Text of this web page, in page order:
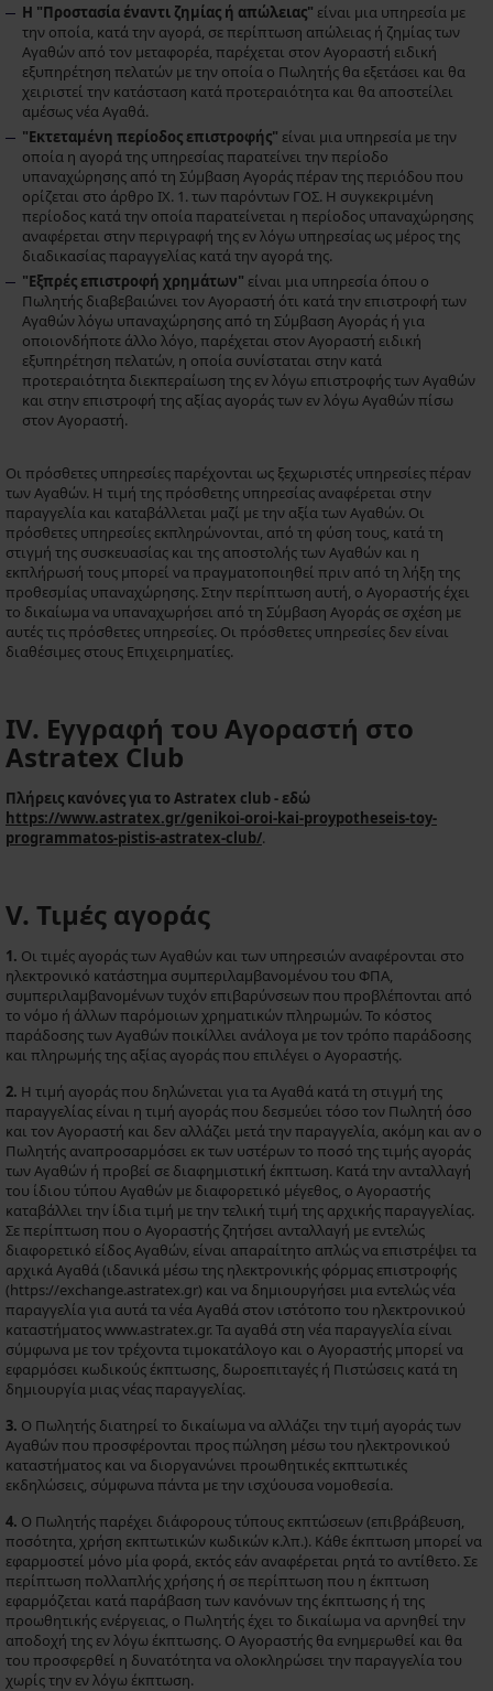
Η "Προστασία έναντι ζημίας ή απώλειας" είναι μια υπηρεσία με
την οποία, κατά την αγορά, σε περίπτωση απώλειας ή ζημίας των
Αγαθών από τον μεταφορέα, παρέχεται στον Αγοραστή ειδική
εξυπηρέτηση πελατών με την οποία ο Πωλητής θα εξετάσει και θα
χειριστεί την κατάσταση κατά προτεραιότητα και θα αποστείλει
αμέσως νέα Αγαθά.
"Εκτεταμένη περίοδος επιστροφής" είναι μια υπηρεσία με την
οποία η αγορά της υπηρεσίας παρατείνει την περίοδο
υπαναχώρησης από τη Σύμβαση Αγοράς πέραν της περιόδου που
ορίζεται στο άρθρο IX. 1. των παρόντων ΓΟΣ. Η συγκεκριμένη
περίοδος κατά την οποία παρατείνεται η περίοδος υπαναχώρησης
αναφέρεται στην περιγραφή της εν λόγω υπηρεσίας ως μέρος της
διαδικασίας παραγγελίας κατά την αγορά της.
"Εξπρές επιστροφή χρημάτων" είναι μια υπηρεσία όπου ο
Πωλητής διαβεβαιώνει τον Αγοραστή ότι κατά την επιστροφή των
Αγαθών λόγω υπαναχώρησης από τη Σύμβαση Αγοράς ή για
οποιονδήποτε άλλο λόγο, παρέχεται στον Αγοραστή ειδική
εξυπηρέτηση πελατών, η οποία συνίσταται στην κατά
προτεραιότητα διεκπεραίωση της εν λόγω επιστροφής των Αγαθών
και στην επιστροφή της αξίας αγοράς των εν λόγω Αγαθών πίσω
στον Αγοραστή.
Οι πρόσθετες υπηρεσίες παρέχονται ως ξεχωριστές υπηρεσίες πέραν
των Αγαθών. Η τιμή της πρόσθετης υπηρεσίας αναφέρεται στην
παραγγελία και καταβάλλεται μαζί με την αξία των Αγαθών. Οι
πρόσθετες υπηρεσίες εκπληρώνονται, από τη φύση τους, κατά τη
στιγμή της συσκευασίας και της αποστολής των Αγαθών και η
εκπλήρωσή τους μπορεί να πραγματοποιηθεί πριν από τη λήξη της
προθεσμίας υπαναχώρησης. Στην περίπτωση αυτή, ο Αγοραστής έχει
το δικαίωμα να υπαναχωρήσει από τη Σύμβαση Αγοράς σε σχέση με
αυτές τις πρόσθετες υπηρεσίες. Οι πρόσθετες υπηρεσίες δεν είναι
διαθέσιμες στους Επιχειρηματίες.
IV. Εγγραφή του Αγοραστή στο
Astratex Club
Πλήρεις κανόνες για το Astratex club - εδώ
https://www.astratex.gr/genikoi-oroi-kai-proypotheseis-toy-
programmatos-pistis-astratex-club/.
V. Τιμές αγοράς
1. Οι τιμές αγοράς των Αγαθών και των υπηρεσιών αναφέρονται στο
ηλεκτρονικό κατάστημα συμπεριλαμβανομένου του ΦΠΑ,
συμπεριλαμβανομένων τυχόν επιβαρύνσεων που προβλέπονται από
το νόμο ή άλλων παρόμοιων χρηματικών πληρωμών. Το κόστος
παράδοσης των Αγαθών ποικίλλει ανάλογα με τον τρόπο παράδοσης
και πληρωμής της αξίας αγοράς που επιλέγει ο Αγοραστής.
2. Η τιμή αγοράς που δηλώνεται για τα Αγαθά κατά τη στιγμή της
παραγγελίας είναι η τιμή αγοράς που δεσμεύει τόσο τον Πωλητή όσο
και τον Αγοραστή και δεν αλλάζει μετά την παραγγελία, ακόμη και αν ο
Πωλητής αναπροσαρμόσει εκ των υστέρων το ποσό της τιμής αγοράς
των Αγαθών ή προβεί σε διαφημιστική έκπτωση. Κατά την ανταλλαγή
του ίδιου τύπου Αγαθών με διαφορετικό μέγεθος, ο Αγοραστής
καταβάλλει την ίδια τιμή με την τελική τιμή της αρχικής παραγγελίας.
Σε περίπτωση που ο Αγοραστής ζητήσει ανταλλαγή με εντελώς
διαφορετικό είδος Αγαθών, είναι απαραίτητο απλώς να επιστρέψει τα
αρχικά Αγαθά (ιδανικά μέσω της ηλεκτρονικής φόρμας επιστροφής
(https://exchange.astratex.gr) και να δημιουργήσει μια εντελώς νέα
παραγγελία για αυτά τα νέα Αγαθά στον ιστότοπο του ηλεκτρονικού
καταστήματος www.astratex.gr. Τα αγαθά στη νέα παραγγελία είναι
σύμφωνα με τον τρέχοντα τιμοκατάλογο και ο Αγοραστής μπορεί να
εφαρμόσει κωδικούς έκπτωσης, δωροεπιταγές ή Πιστώσεις κατά τη
δημιουργία μιας νέας παραγγελίας.
3. Ο Πωλητής διατηρεί το δικαίωμα να αλλάζει την τιμή αγοράς των
Αγαθών που προσφέρονται προς πώληση μέσω του ηλεκτρονικού
καταστήματος και να διοργανώνει προωθητικές εκπτωτικές
εκδηλώσεις, σύμφωνα πάντα με την ισχύουσα νομοθεσία.
4. Ο Πωλητής παρέχει διάφορους τύπους εκπτώσεων (επιβράβευση,
ποσότητα, χρήση εκπτωτικών κωδικών κ.λπ.). Κάθε έκπτωση μπορεί να
εφαρμοστεί μόνο μία φορά, εκτός εάν αναφέρεται ρητά το αντίθετο. Σε
περίπτωση πολλαπλής χρήσης ή σε περίπτωση που η έκπτωση
εφαρμόζεται κατά παράβαση των κανόνων της έκπτωσης ή της
προωθητικής ενέργειας, ο Πωλητής έχει το δικαίωμα να αρνηθεί την
αποδοχή της εν λόγω έκπτωσης. Ο Αγοραστής θα ενημερωθεί και θα
του προσφερθεί η δυνατότητα να ολοκληρώσει την παραγγελία του
χωρίς την εν λόγω έκπτωση.